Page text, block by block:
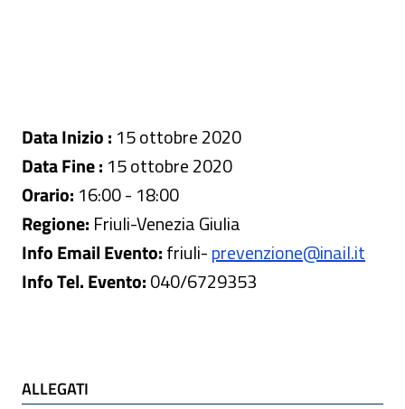
Data Inizio : 15 ottobre 2020
Data Fine : 15 ottobre 2020
Orario: 16:00 - 18:00
Regione: Friuli-Venezia Giulia
Info Email Evento:friuli-prevenzione@inail.it
Info Tel. Evento:040/6729353
ALLEGATI e TI POTREBBE INTERESSARE
ALLEGATI